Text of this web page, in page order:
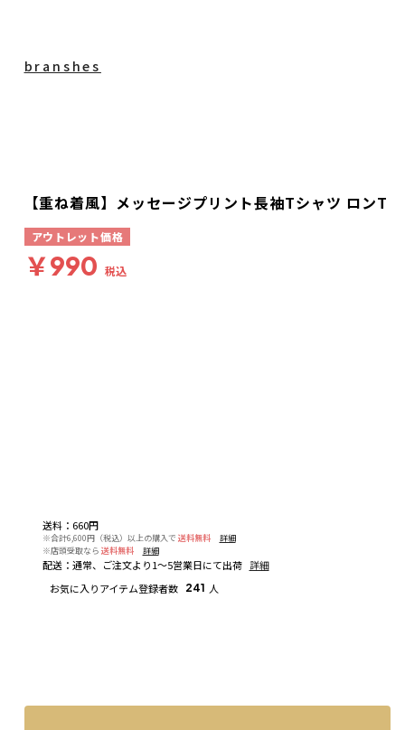
送料： 660円
※合計6,600円（税込）以上の購入で 送料無料
詳細
※店頭受取なら 送料無料 詳細
配送： 通常、ご注文より1～5営業日にて出荷 詳細
お気に入りアイテム登録者数
241 人
branshes
【重ね着風】メッセージプリント長袖Tシャツ ロンT
アウトレット価格
￥990 税込